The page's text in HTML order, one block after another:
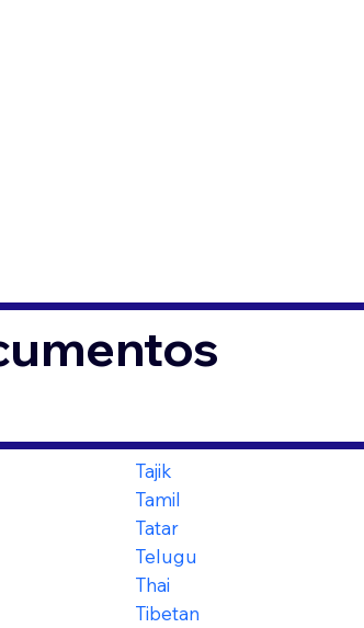
Tajik
Tamil
Tatar
Telugu
Thai
Tibetan